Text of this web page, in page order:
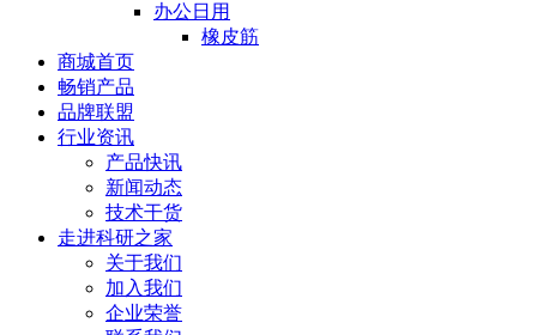
办公日用
橡皮筋
商城首页
畅销产品
品牌联盟
行业资讯
产品快讯
新闻动态
技术干货
走进科研之家
关于我们
加入我们
企业荣誉